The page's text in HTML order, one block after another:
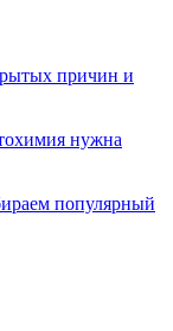
причин и
нужна
популярный